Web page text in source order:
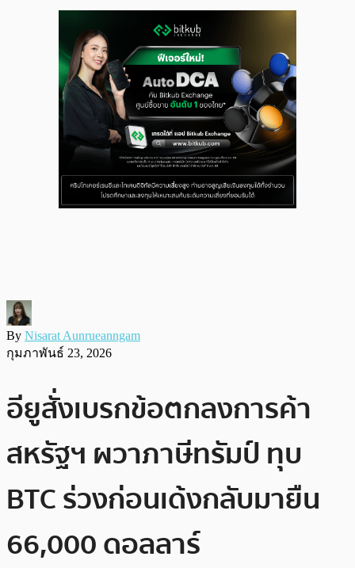
By Nisarat Aunrueanngam
กุมภาพันธ์ 23, 2026
อียูสั่งเบรกข้อตกลงการค้า
สหรัฐฯ ผวาภาษีทรัมป์ ทุบ
BTC ร่วงก่อนเด้งกลับมายืน
66,000 ดอลลาร์